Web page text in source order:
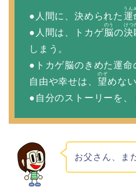
●人間に、決められた 運
うん
●人間は、トカゲ 脳
のう
の決
けつ
しまう。
●トカゲ脳のきめた運
自由や幸せは、 望
のぞ
めない
●自分のストーリーを、
お父さん、ま